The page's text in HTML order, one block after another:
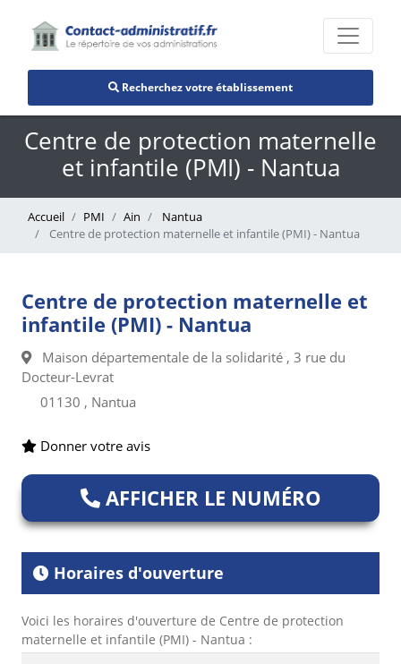
Recherchez votre établissement
Centre de protection maternelle
et infantile (PMI) - Nantua
Accueil PMI Ain
Nantua
Centre de protection maternelle et infantile (PMI) - Nantua
Centre de protection maternelle et
infantile (PMI) - Nantua
Maison départementale de la solidarité , 3 rue du
Docteur-Levrat
01130 , Nantua
Donner votre avis
AFFICHER LE NUMÉRO
Horaires d'ouverture
Voici les horaires d'ouverture de Centre de protection
maternelle et infantile (PMI) - Nantua :